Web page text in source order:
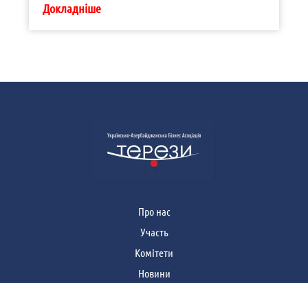
Докладніше
Про нас
Участь
Комітети
Новини